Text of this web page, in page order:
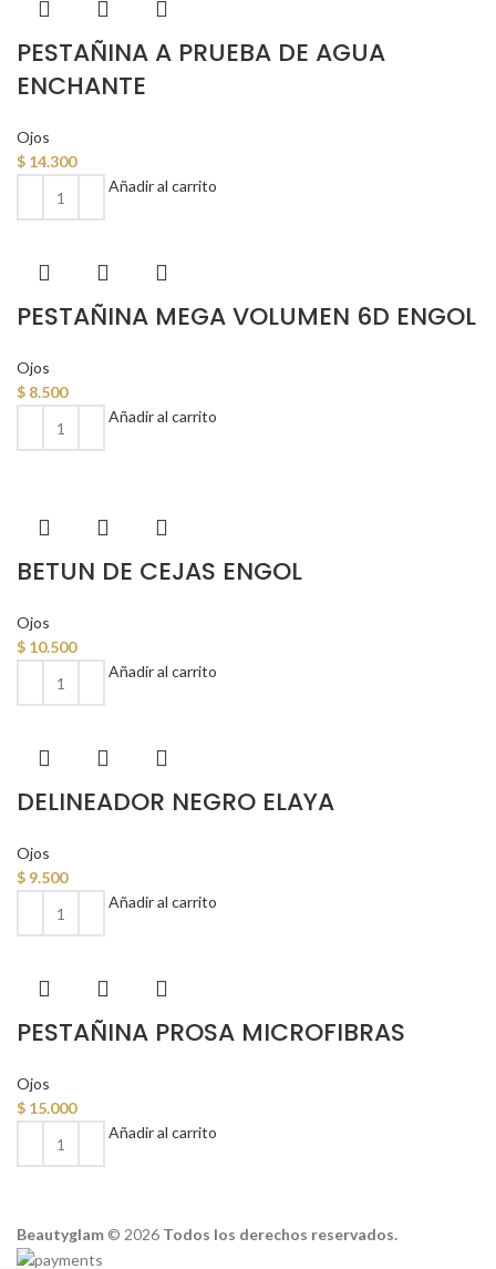
PESTAÑINA A PRUEBA DE AGUA
ENCHANTE
Ojos
$ 14.300
Añadir al carrito
PESTAÑINA MEGA VOLUMEN 6D ENGOL
Ojos
$ 8.500
Añadir al carrito
BETUN DE CEJAS ENGOL
Ojos
$ 10.500
Añadir al carrito
DELINEADOR NEGRO ELAYA
Ojos
$ 9.500
Añadir al carrito
PESTAÑINA PROSA MICROFIBRAS
Ojos
$ 15.000
Añadir al carrito
Beautyglam ©️ 2026 Todos los derechos reservados.